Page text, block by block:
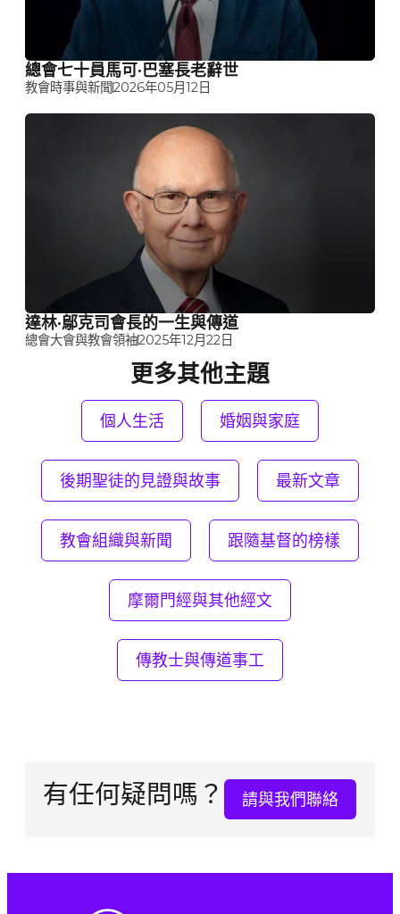
總會七十員馬可·巴塞長老辭世
教會時事與新聞2026年05月12日
達林·鄔克司會長的一生與傳道
總會大會與教會領袖2025年12月22日
更多其他主題
個人生活 婚姻與家庭
後期聖徒的見證與故事 最新文章
教會組織與新聞 跟隨基督的榜樣
摩爾門經與其他經文
傳教士與傳道事工
有任何疑問嗎？ 請與我們聯絡